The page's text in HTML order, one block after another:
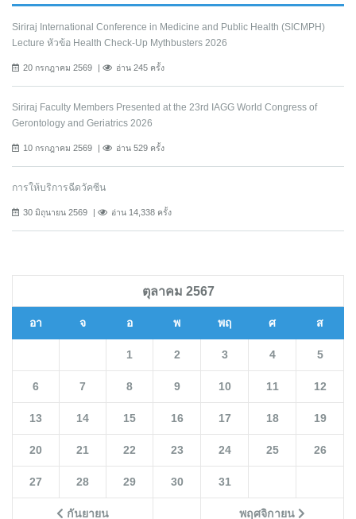
Siriraj International Conference in Medicine and Public Health (SICMPH)
Lecture หัวข้อ Health Check-Up Mythbusters 2026
20 กรกฎาคม 2569 อ่าน 245 ครั้ง
Siriraj Faculty Members Presented at the 23rd IAGG World Congress of
Gerontology and Geriatrics 2026
10 กรกฎาคม 2569 อ่าน 529 ครั้ง
การให้บริการฉีดวัคซีน
30 มิถุนายน 2569 อ่าน 14,338 ครั้ง
ตุลาคม 2567
อา จ อ พ พฤ ศ ส
กันยายน พฤศจิกายน
1 2 3 4 5
6 7 8 9 10 11 12
13 14 15 16 17 18 19
20 21 22 23 24 25 26
27 28 29 30 31